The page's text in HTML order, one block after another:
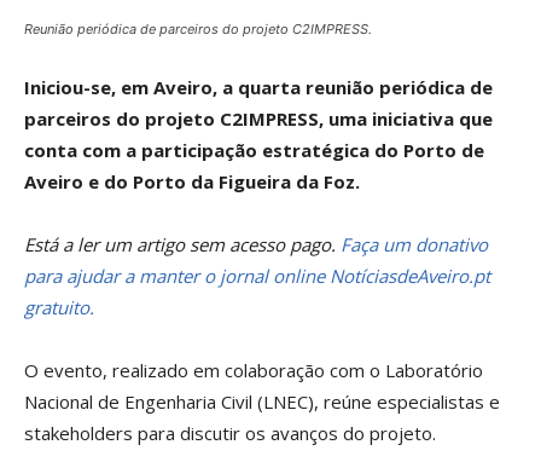
Reunião periódica de parceiros do projeto C2IMPRESS.
Iniciou-se, em Aveiro, a quarta reunião periódica de
parceiros do projeto C2IMPRESS, uma iniciativa que
conta com a participação estratégica do Porto de
Aveiro e do Porto da Figueira da Foz.
Está a ler um artigo sem acesso pago. Faça um donativo
para ajudar a manter o jornal online NotíciasdeAveiro.pt
gratuito.
O evento, realizado em colaboração com o Laboratório
Nacional de Engenharia Civil (LNEC), reúne especialistas e
stakeholders para discutir os avanços do projeto.